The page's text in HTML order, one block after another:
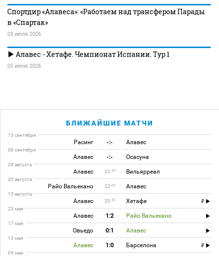
Спортдир «Алавеса»: «Работаем над трансфером Парады
в «Спартак»
03 июля 2026
Алавес - Хетафе. Чемпионат Испании. Тур 1
05 июня 2026
БЛИЖАЙШИЕ МАТЧИ
13 сентября
Расинг -:- Алавес
06 сентября
Алавес -:- Осасуна
28 августа
Алавес 22 30 Вильярреал
20 августа
Райо Вальекано 22 00 Алавес
15 августа
Алавес 20 30 Хетафе
23 мая
Алавес 1:2 Райо Вальекано
17 мая
Овьедо 0:1 Алавес
13 мая
Алавес 1:0 Барселона
09 мая